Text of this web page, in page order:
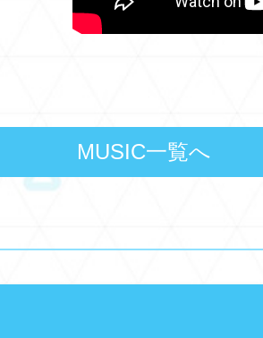
MUSIC一覧へ